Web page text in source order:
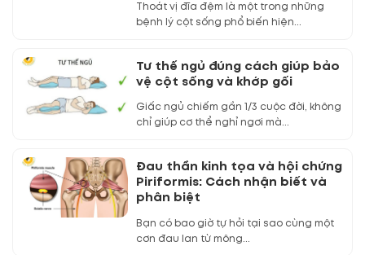
Thoát vị đĩa đệm là một trong những
bệnh lý cột sống phổ biến hiện...
Tư thế ngủ đúng cách giúp bảo
vệ cột sống và khớp gối
Giấc ngủ chiếm gần 1/3 cuộc đời, không
chỉ giúp cơ thể nghỉ ngơi mà...
Đau thần kinh tọa và hội chứng
Piriformis: Cách nhận biết và
phân biệt
Bạn có bao giờ tự hỏi tại sao cùng một
cơn đau lan từ mông...